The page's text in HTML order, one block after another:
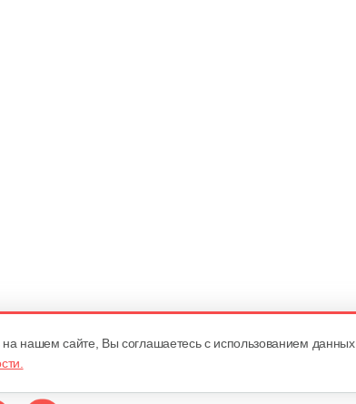
нашем сайте, Вы соглашаетесь с использованием данных